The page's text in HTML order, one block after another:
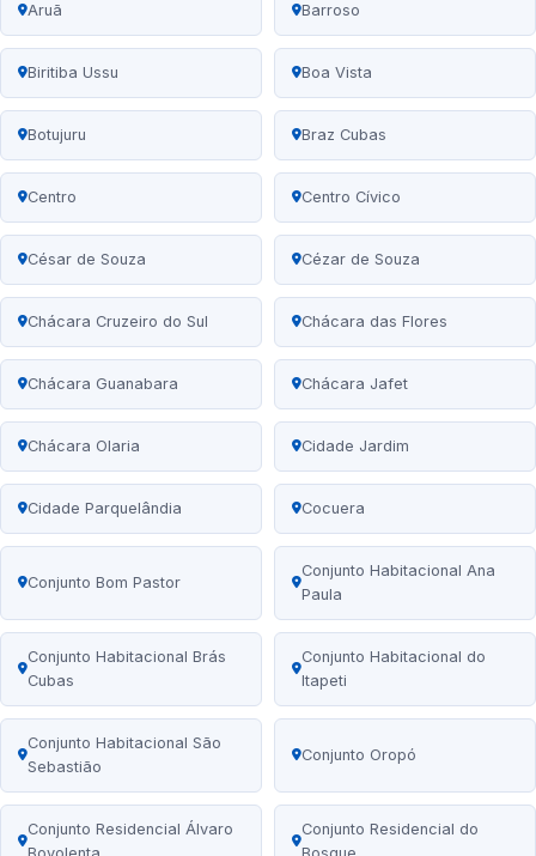
Aruã Barroso
Biritiba Ussu Boa Vista
Botujuru Braz Cubas
Centro Centro Cívico
César de Souza Cézar de Souza
Chácara Cruzeiro do Sul Chácara das Flores
Chácara Guanabara Chácara Jafet
Chácara Olaria Cidade Jardim
Cidade Parquelândia Cocuera
Conjunto Bom Pastor
Conjunto Habitacional Ana
Paula
Conjunto Habitacional Brás
Cubas
Conjunto Habitacional do
Itapeti
Conjunto Habitacional São
Sebastião
Conjunto Oropó
Conjunto Residencial Álvaro
Conjunto Residencial do